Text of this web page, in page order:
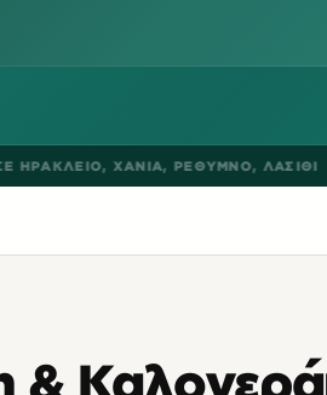
,ΧΑΝΙΑ,ΡΕΘΥΜΝΟ,ΛΑΣΙΘΙ